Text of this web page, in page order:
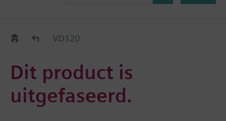
Old2NewVD120
Dit product is
uitgefaseerd.